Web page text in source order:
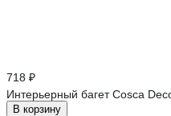
718 ₽
Интерьерный багет Cosca
В корзину